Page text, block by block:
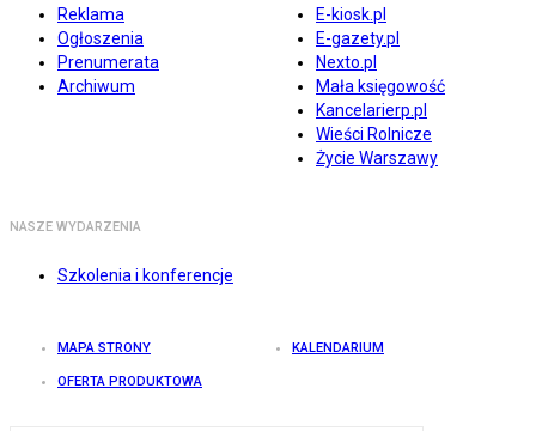
Reklama
Ogłoszenia
Prenumerata
Archiwum
E-kiosk.pl
E-gazety.pl
Nexto.pl
Mała księgowość
Kancelarierp.pl
Wieści Rolnicze
Życie Warszawy
NASZE WYDARZENIA
Szkolenia i konferencje
MAPA STRONY KALENDARIUM
OFERTA PRODUKTOWA